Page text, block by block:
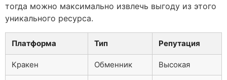
тогда можно максимально извлечь выгоду из этого
уникального ресурса.
Платформа Тип Репутация
Кракен Обменник Высокая